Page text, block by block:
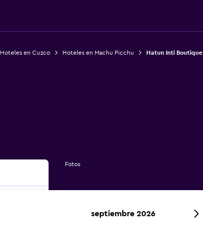
Hoteles en Cuzco Hoteles en Machu Picchu Hatun Inti Boutique
Fotos
septiembre 2026